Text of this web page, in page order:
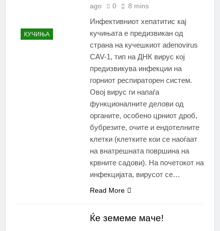
КУЧИЊА
ago
0 8 mins
Инфективниот хепатитис кај
кучињата е предизвикан од
страна на кучешкиот adenovirus
CAV-1, тип на ДНК вирус кој
предизвикува инфекции на
горниот респираторен систем.
Овој вирус ги напаѓа
функционалните делови од
органите, особено црниот дроб,
бубрезите, очите и ендотелните
клетки (клетките кои се наоѓаат
на внатрешната површина на
крвните садови). На почетокот на
инфекцијата, вирусот се…
Read More
Ќе земеме маче!